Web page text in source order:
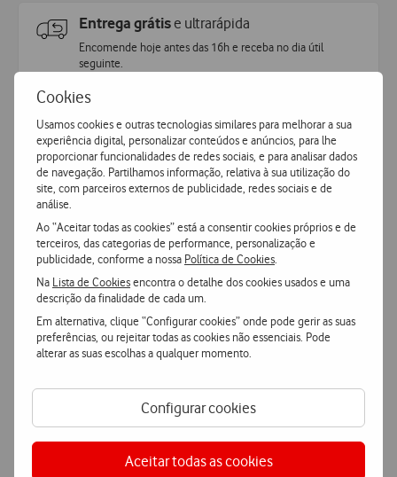
Cookies
Usamos cookies e outras tecnologias similares para melhorar a sua
experiência digital, personalizar conteúdos e anúncios, para lhe
proporcionar funcionalidades de redes sociais, e para analisar dados
de navegação. Partilhamos informação, relativa à sua utilização do
site, com parceiros externos de publicidade, redes sociais e de
análise.
Ao “Aceitar todas as cookies” está a consentir cookies próprios e de
terceiros, das categorias de performance, personalização e
publicidade, conforme a nossa Política de Cookies
Na Lista de Cookiesencontra o detalhe dos cookies usados e uma
descrição da finalidade de cada um.
Em alternativa, clique “Configurar cookies” onde pode gerir as suas
preferências, ou rejeitar todas as cookies não essenciais. Pode
alterar as suas escolhas a qualquer momento.
Configurar cookies
Aceitar todas as cookies
Entrega grátis e ultrarápida
Encomende hoje antes das 16h e receba no dia útil
seguinte
Pague de forma segura com MBWay ou Cartão de Crédito.
Características
Accordeon
Mais Características
Vodafone Ready 5GB eSIM